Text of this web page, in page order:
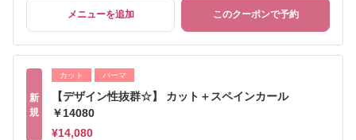
メニューを追加 このクーポンで予約
新
規
カット パーマ
【デザイン性抜群☆】 カット＋スペインカール
￥14080
¥14,080